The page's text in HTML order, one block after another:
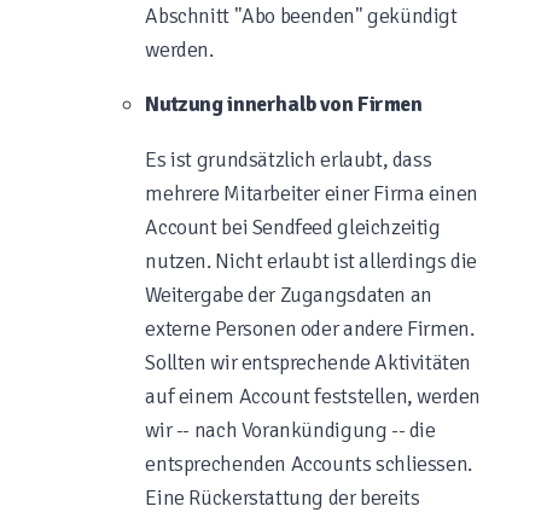
Abschnitt "Abo beenden" gekündigt
werden.
Nutzung innerhalb von Firmen
Es ist grundsätzlich erlaubt, dass
mehrere Mitarbeiter einer Firma einen
Account bei Sendfeed gleichzeitig
nutzen. Nicht erlaubt ist allerdings die
Weitergabe der Zugangsdaten an
externe Personen oder andere Firmen.
Sollten wir entsprechende Aktivitäten
auf einem Account feststellen, werden
wir -- nach Vorankündigung -- die
entsprechenden Accounts schliessen.
Eine Rückerstattung der bereits